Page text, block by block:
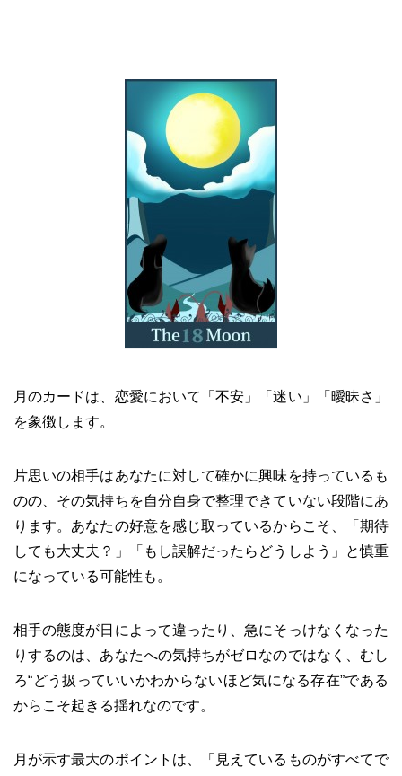
月のカードは、恋愛において「不安」「迷い」「曖昧さ」
を象徴します。
片思いの相手はあなたに対して確かに興味を持っているも
のの、その気持ちを自分自身で整理できていない段階にあ
ります。あなたの好意を感じ取っているからこそ、「期待
しても大丈夫？」「もし誤解だったらどうしよう」と慎重
になっている可能性も。
相手の態度が日によって違ったり、急にそっけなくなった
りするのは、あなたへの気持ちがゼロなのではなく、むし
ろ“どう扱っていいかわからないほど気になる存在”である
からこそ起きる揺れなのです。
月が示す最大のポイントは、「見えているものがすべてで